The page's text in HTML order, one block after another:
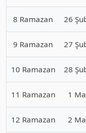
8 Ramazan 26
9 Ramazan 27
10 Ramazan 28
11 Ramazan 1
12 Ramazan 2